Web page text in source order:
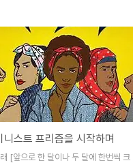
, 생활을 챙기고, 관계망에서 적응을 돕
돌봄 노동을 자의로든 타의로든 부담하
는 경우가 많다. 종종 한 사람들 둘러싸
러 사람이 이러한 돌봄을 분담하면서 케
의 네트워크가 형성되기도 한다. 이러
계들은, 많은 경우 우리의 예상과 달리,
따뜻함이나 선의보다는 오히려 타인
을 주고받는 것이 얼마나 어려운 일인
니스트 프리즘을 시작하며
[앞으로 한 달이나 두 달에 한번씩 크